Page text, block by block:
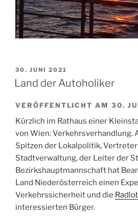
VERÖFFENTLICHT
AM
30. JUNI 2021
Land der Autoholiker
VERÖFFENTLICHT AM 30.
Kürzlich im Rathaus einer
von Wien: Verkehrsverhandlung.
Spitzen der Lokalpolitik,
Stadtverwaltung, der Leiter der
Bezirkshauptmannschaft hat
Land Niederösterreich einen
Verkehrssicherheit und die
interessierten Bürger.